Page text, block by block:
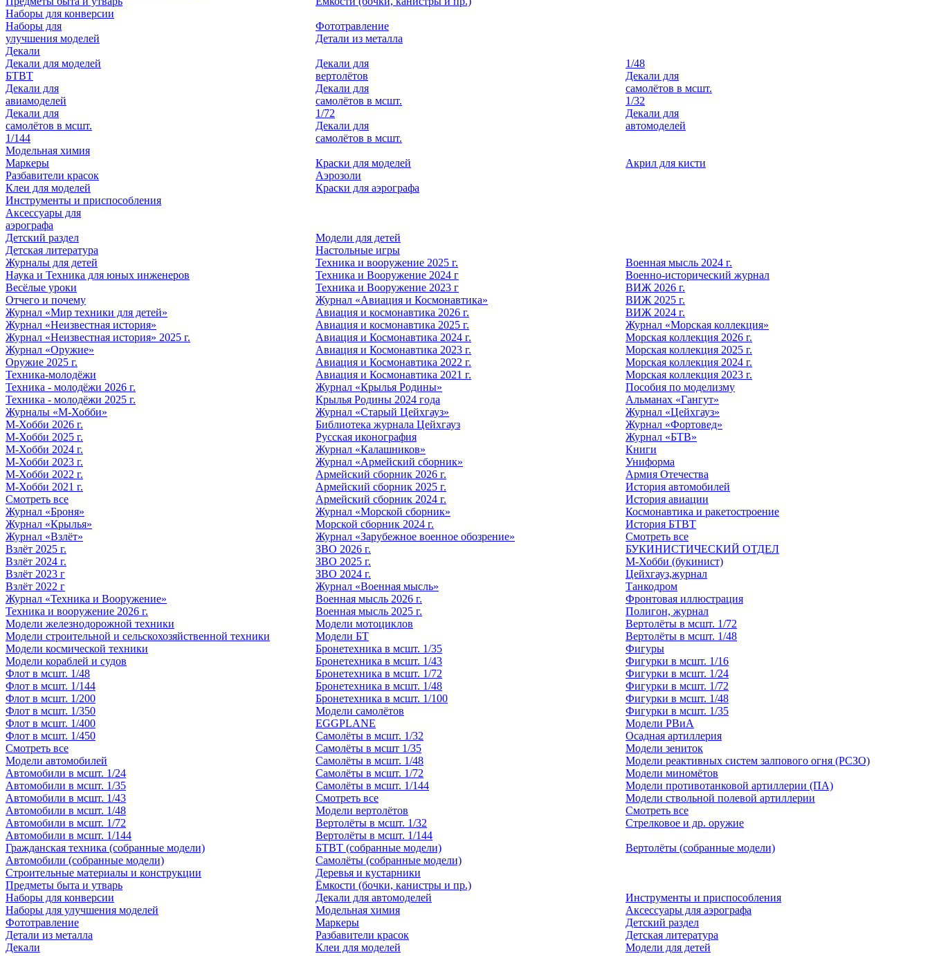
Наборы для конверсии
Наборы для
улучшения моделей
Фототравление
Детали из металла
Декали
Декали для моделей
БТВТ
Декали для
авиамоделей
Декали для
самолётов в мсшт.
1/144
Декали для
вертолётов
Декали для
самолётов в мсшт.
1/72
Декали для
самолётов в мсшт.
1/48
Декали для
самолётов в мсшт.
1/32
Декали для
автомоделей
Модельная химия
Маркеры
Разбавители красок
Клеи для моделей
Краски для моделей
Аэрозоли
Краски для аэрографа
Акрил для кисти
Инструменты и приспособления
Аксессуары для
аэрографа
Детский раздел
Детская литература
Модели для детей
Настольные игры
Журналы для детей
Наука и Техника для юных инженеров
Весёлые уроки
Отчего и почему
Журнал «Мир техники для детей»
Журнал «Неизвестная история»
Журнал «Неизвестная история» 2025 г.
Журнал «Оружие»
Оружие 2025 г.
Техника-молодёжи
Техника - молодёжи 2026 г.
Техника - молодёжи 2025 г.
Журналы «М-Хобби»
М-Хобби 2026 г.
М-Хобби 2025 г.
М-Хобби 2024 г.
М-Хобби 2023 г.
М-Хобби 2022 г.
М-Хобби 2021 г.
Смотреть все
Журнал «Броня»
Журнал «Крылья»
Журнал «Взлёт»
Взлёт 2025 г.
Взлёт 2024 г.
Взлёт 2023 г
Взлёт 2022 г
Журнал «Техника и Вооружение»
Техника и вооружение 2026 г.
Техника и вооружение 2025 г.
Техника и Вооружение 2024 г
Техника и Вооружение 2023 г
Журнал «Авиация и Космонавтика»
Авиация и космонавтика 2026 г.
Авиация и космонавтика 2025 г.
Авиация и Космонавтика 2024 г.
Авиация и Космонавтика 2023 г.
Авиация и Космонавтика 2022 г.
Авиация и Космонавтика 2021 г.
Журнал «Крылья Родины»
Крылья Родины 2024 года
Журнал «Старый Цейхгауз»
Библиотека журнала Цейхгауз
Русская иконография
Журнал «Калашников»
Журнал «Армейский сборник»
Армейский сборник 2026 г.
Армейский сборник 2025 г.
Армейский сборник 2024 г.
Журнал «Морской сборник»
Морской сборник 2024 г.
Журнал «Зарубежное военное обозрение»
ЗВО 2026 г.
ЗВО 2025 г.
ЗВО 2024 г.
Журнал «Военная мысль»
Военная мысль 2026 г.
Военная мысль 2025 г.
Военная мысль 2024 г.
Военно-исторический журнал
ВИЖ 2026 г.
ВИЖ 2025 г.
ВИЖ 2024 г.
Журнал «Морская коллекция»
Морская коллекция 2026 г.
Морская коллекция 2025 г.
Морская коллекция 2024 г.
Морская коллекция 2023 г.
Пособия по моделизму
Альманах «Гангут»
Журнал «Цейхгауз»
Журнал «Фортовед»
Журнал «БТВ»
Книги
Униформа
Армия Отечества
История автомобилей
История авиации
Космонавтика и ракетостроение
История БТВТ
Смотреть все
БУКИНИСТИЧЕСКИЙ ОТДЕЛ
М-Хобби (букинист)
Цейхгауз,журнал
Танкодром
Фронтовая иллюстрация
Полигон, журнал
Модели железнодорожной техники
Модели строительной и сельскохозяйственной техники
Модели космической техники
Модели кораблей и судов
Флот в мсшт. 1/48
Флот в мсшт. 1/144
Флот в мсшт. 1/200
Флот в мсшт. 1/350
Флот в мсшт. 1/400
Флот в мсшт. 1/450
Смотреть все
Модели автомобилей
Автомобили в мсшт. 1/24
Автомобили в мсшт. 1/35
Автомобили в мсшт. 1/43
Автомобили в мсшт. 1/48
Автомобили в мсшт. 1/72
Автомобили в мсшт. 1/144
Модели мотоциклов
Модели БТ
Бронетехника в мсшт. 1/35
Бронетехника в мсшт. 1/43
Бронетехника в мсшт. 1/72
Бронетехника в мсшт. 1/48
Бронетехника в мсшт. 1/100
Модели самолётов
EGGPLANE
Самолёты в мсшт. 1/32
Самолёты в мсшт 1/35
Самолёты в мсшт. 1/48
Самолёты в мсшт. 1/72
Самолёты в мсшт. 1/144
Смотреть все
Модели вертолётов
Вертолёты в мсшт. 1/32
Вертолёты в мсшт. 1/144
Вертолёты в мсшт. 1/72
Вертолёты в мсшт. 1/48
Фигуры
Фигурки в мсшт. 1/16
Фигурки в мсшт. 1/24
Фигурки в мсшт. 1/72
Фигурки в мсшт. 1/48
Фигурки в мсшт. 1/35
Модели РВиА
Осадная артиллерия
Модели зениток
Модели реактивных систем залпового огня (РСЗО)
Модели миномётов
Модели противотанковой артиллерии (ПА)
Модели ствольной полевой артиллерии
Смотреть все
Стрелковое и др. оружие
Гражданская техника (собранные модели)
Автомобили (собранные модели)
БТВТ (собранные модели)
Самолёты (собранные модели)
Вертолёты (собранные модели)
Строительные материалы и конструкции
Предметы быта и утварь
Деревья и кустарники
Ёмкости (бочки, канистры и пр.)
Наборы для конверсии
Наборы для улучшения моделей
Фототравление
Детали из металла
Декали
Декали для автомоделей
Модельная химия
Маркеры
Разбавители красок
Клеи для моделей
Инструменты и приспособления
Аксессуары для аэрографа
Детский раздел
Детская литература
Модели для детей